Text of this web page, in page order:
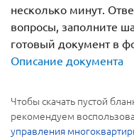
несколько минут.
вопросы, заполните
готовый документ в
Описание документа
Чтобы скачать пустой
рекомендуем
управления